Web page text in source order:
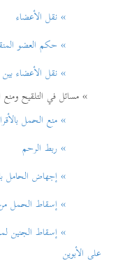
» نقل الأعضاء
» حكم العضو
» نقل الأعضاء بين
» مسائل في التلقيح ومنع
» منع الحمل
» ربط الرحم
» إجهاض الحامل
» إسقاط الحمل من
» إسقاط الجنين
على الأبوين